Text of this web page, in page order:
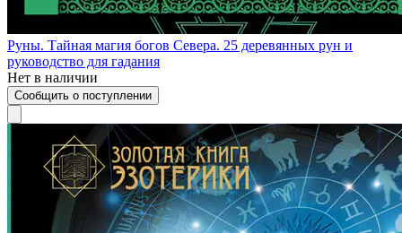
Руны. Тайная магия богов Севера. 25 деревянных рун и
руководство для гадания
Нет в наличии
Сообщить о поступлении